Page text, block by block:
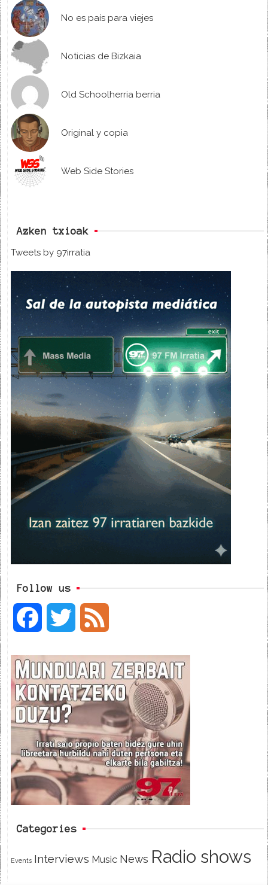
No es país para viejes
Noticias de Bizkaia
Old Schoolherria berria
Original y copia
Web Side Stories
Azken txioak
Tweets by 97irratia
Follow us
c
e
b
o
o
i
t
t
e
e
d
Categories
Events Interviews Music News Radio shows